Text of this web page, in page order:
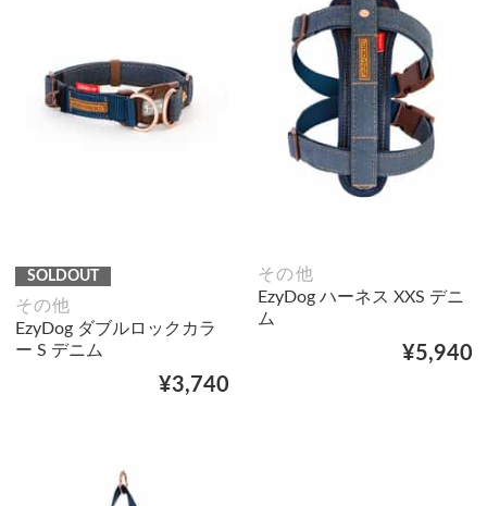
SOLDOUT
その他
EzyDog ダブルロックカラ
ー S デニム
¥3,740
その他
EzyDog ハーネス XXS デニ
ム
¥5,940